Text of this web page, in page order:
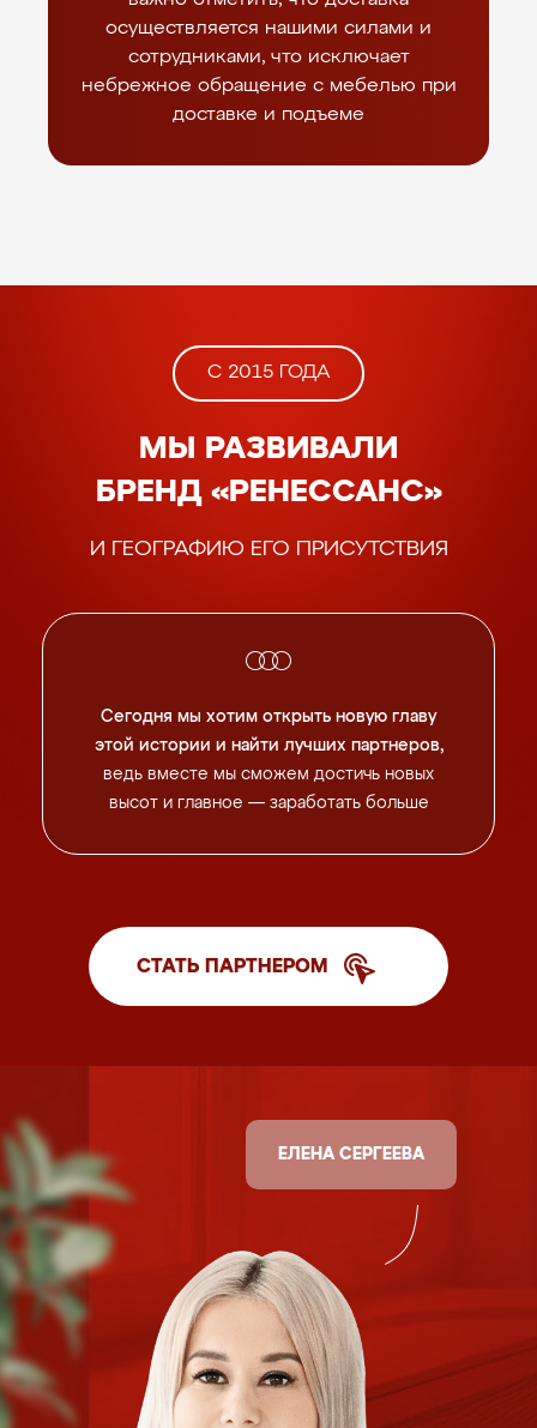
осуществляется нашими силами и
сотрудниками, что исключает
небрежное обращение с мебелью при
доставке и подъеме
С 2015 ГОДА
МЫ РАЗВИВАЛИ
БРЕНД «РЕНЕССАНС»
И ГЕОГРАФИЮ ЕГО ПРИСУТСТВИЯ
Сегодня мы хотим открыть новую главу
этой истории и найти лучших партнеров,
ведь вместе мы сможем достичь новых
высот и главное — заработать больше
СТАТЬ ПАРТНЕРОМ
ЕЛЕНА СЕРГЕЕВА